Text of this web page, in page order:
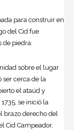
para construir en
del Cid fue
de piedra.
sobre el lugar
ser cerca de la
el ataúd y
se inició la
brazo derecho del
Cid Campeador,